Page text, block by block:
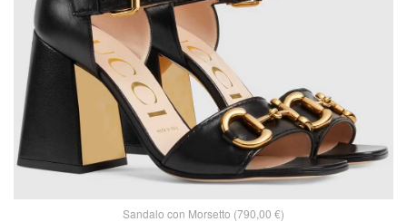
Sandalo con Morsetto (790,00 €)